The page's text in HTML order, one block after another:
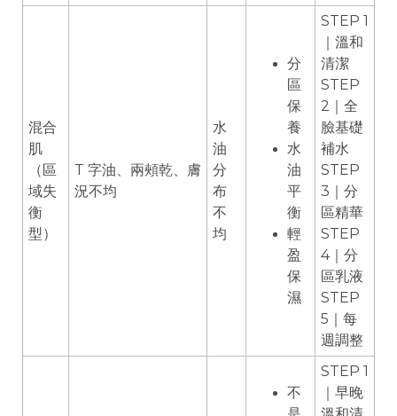
混合
肌
（區
域失
衡
型）
T 字油、兩頰乾、膚
況不均
水
油
分
布
不
均
分
區
保
養
水
油
平
衡
輕
盈
保
濕
STEP 1
｜溫和
清潔
STEP
2｜全
臉基礎
補水
STEP
3｜分
區精華
STEP
4｜分
區乳液
STEP
5｜每
週調整
不
STEP 1
｜早晚